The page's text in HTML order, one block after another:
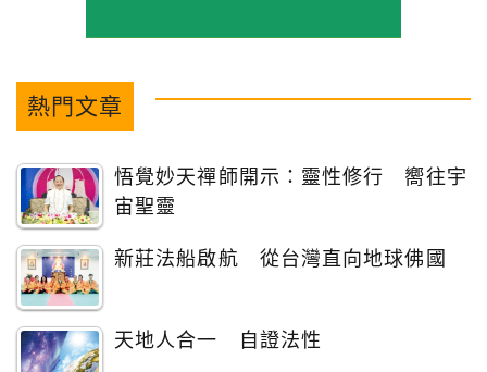
熱門文章
悟覺妙天禪師開示：靈性修行 嚮往宇
宙聖靈
新莊法船啟航 從台灣直向地球佛國
天地人合一 自證法性